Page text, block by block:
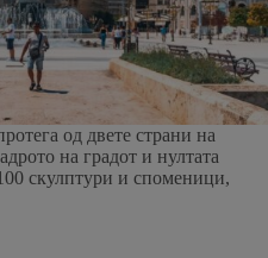
од двете страни на
на градот и нултата
скулптури и споменици,